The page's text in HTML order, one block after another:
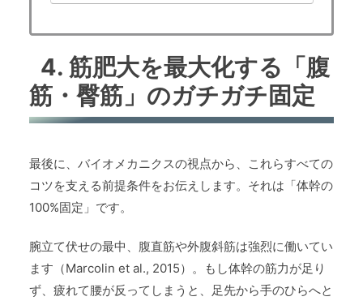
4. 筋肥大を最大化する「腹
筋・臀筋」のガチガチ固定
最後に、バイオメカニクスの視点から、これらすべての
コツを支える前提条件をお伝えします。それは「体幹の
100%固定」です。
腕立て伏せの最中、腹直筋や外腹斜筋は強烈に働いてい
ます（Marcolin et al., 2015）。もし体幹の筋力が足り
ず、疲れて腰が反ってしまうと、足先から手のひらへと